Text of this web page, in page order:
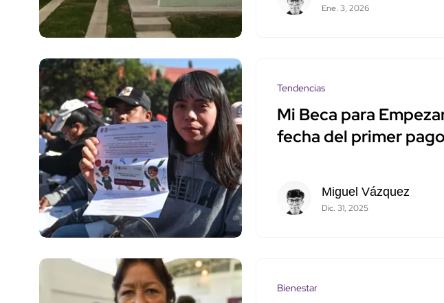
Ene. 3, 2026
Tendencias
Mi Beca para
fecha del primer pago
Miguel Vázquez
Dic. 31, 2025
Bienestar